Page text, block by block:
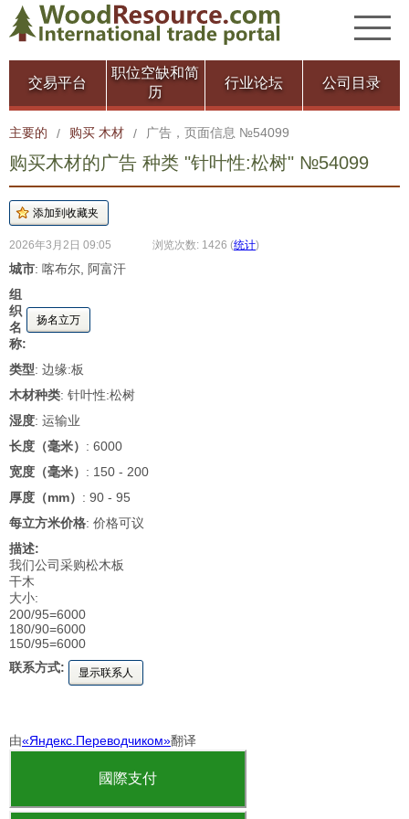
交易平台
职位空缺和简
历
行业论坛 公司目录
主要的 / 购买 木材 / 广告，页面信息 №54099
购买木材的广告 种类 "针叶性:松树" №54099
2026年3月2日 09:05 浏览次数: 1426 (统计)
城市: 喀布尔, 阿富汗
组
织
名
称:
扬名立万
类型: 边缘:板
木材种类: 针叶性:松树
湿度: 运输业
长度（毫米） : 6000
宽度（毫米） : 150 - 200
厚度（mm） : 90 - 95
每立方米价格: 价格可议
描述:
我们公司采购松木板
干木
大小:
200/95=6000
180/90=6000
150/95=6000
联系方式:
显示联系人
由«Яндекс.Переводчиком»翻译
國際支付